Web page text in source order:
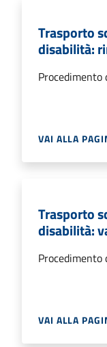
Trasporto
disabilità:
VAI ALLA
Trasporto
disabilità:
Procedimento
VAI ALLA